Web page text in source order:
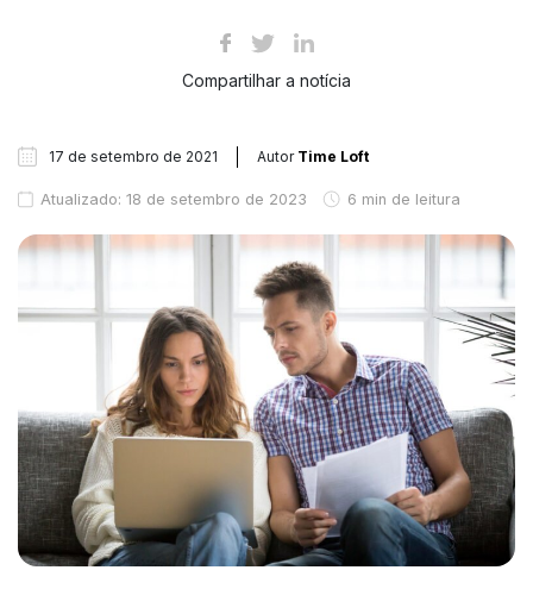
Compartilhar a notícia
17 de setembro de 2021 Autor Time Loft
Atualizado: 18 de setembro de 2023 6 min de leitura